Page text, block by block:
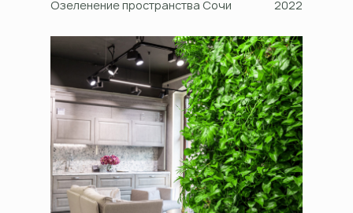
Озеленение пространства Сочи 2022